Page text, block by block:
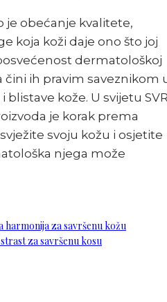
je obećanje kvalitete,
koja koži daje ono što joj
dermatološkoj
ih pravim saveznikom
blistave kože. U svijetu
je korak prema
svoju kožu i osjetite
njega može
harmonija za savršenu kožu
za savršenu kosu